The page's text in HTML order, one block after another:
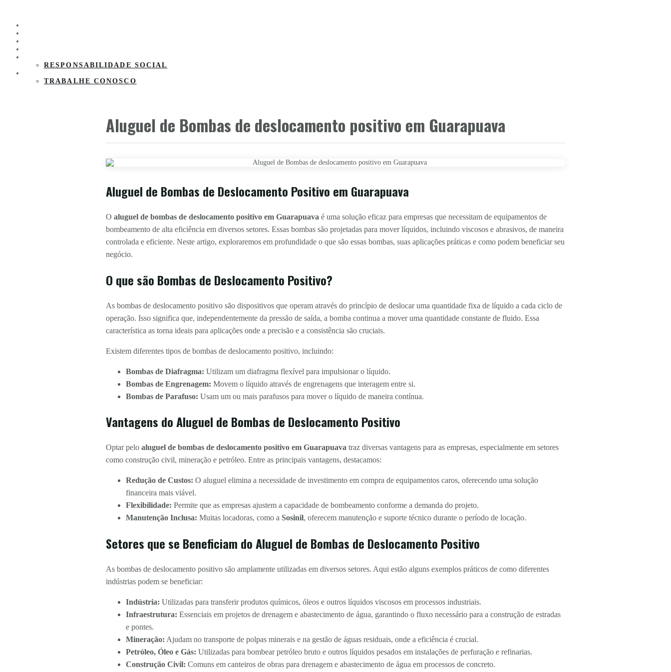
RESPONSABILIDADE SOCIAL
TRABALHE CONOSCO
Aluguel de Bombas de deslocamento positivo em Guarapuava
Aluguel de Bombas de Deslocamento Positivo em Guarapuava
O aluguel de bombas de deslocamento positivo em Guarapuava é uma solução eficaz para empresas que necessitam de equipamentos de
bombeamento de alta eficiência em diversos setores. Essas bombas são projetadas para mover líquidos, incluindo viscosos e abrasivos, de maneira
controlada e eficiente. Neste artigo, exploraremos em profundidade o que são essas bombas, suas aplicações práticas e como podem beneficiar seu
negócio.
O que são Bombas de Deslocamento Positivo?
As bombas de deslocamento positivo são dispositivos que operam através do princípio de deslocar uma quantidade fixa de líquido a cada ciclo de
operação. Isso significa que, independentemente da pressão de saída, a bomba continua a mover uma quantidade constante de fluido. Essa
característica as torna ideais para aplicações onde a precisão e a consistência são cruciais.
Existem diferentes tipos de bombas de deslocamento positivo, incluindo:
Bombas de Diafragma: Utilizam um diafragma flexível para impulsionar o líquido.
Bombas de Engrenagem: Movem o líquido através de engrenagens que interagem entre si.
Bombas de Parafuso: Usam um ou mais parafusos para mover o líquido de maneira contínua.
Vantagens do Aluguel de Bombas de Deslocamento Positivo
Optar pelo aluguel de bombas de deslocamento positivo em Guarapuava traz diversas vantagens para as empresas, especialmente em setores
como construção civil, mineração e petróleo. Entre as principais vantagens, destacamos:
Redução de Custos: O aluguel elimina a necessidade de investimento em compra de equipamentos caros, oferecendo uma solução
financeira mais viável.
Flexibilidade: Permite que as empresas ajustem a capacidade de bombeamento conforme a demanda do projeto.
Manutenção Inclusa: Muitas locadoras, como a Sosinil, oferecem manutenção e suporte técnico durante o período de locação.
Setores que se Beneficiam do Aluguel de Bombas de Deslocamento Positivo
As bombas de deslocamento positivo são amplamente utilizadas em diversos setores. Aqui estão alguns exemplos práticos de como diferentes
indústrias podem se beneficiar:
Indústria: Utilizadas para transferir produtos químicos, óleos e outros líquidos viscosos em processos industriais.
Infraestrutura: Essenciais em projetos de drenagem e abastecimento de água, garantindo o fluxo necessário para a construção de estradas
e pontes.
Mineração: Ajudam no transporte de polpas minerais e na gestão de águas residuais, onde a eficiência é crucial.
Petróleo, Óleo e Gás: Utilizadas para bombear petróleo bruto e outros líquidos pesados em instalações de perfuração e refinarias.
Construção Civil: Comuns em canteiros de obras para drenagem e abastecimento de água em processos de concreto.